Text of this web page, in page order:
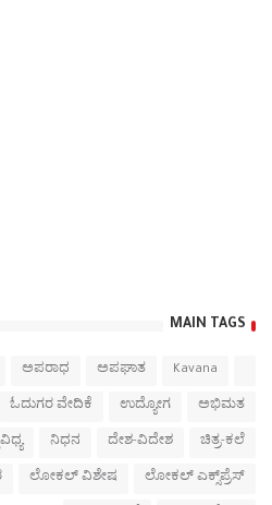
MAIN TAGS
Kavana
ಅಪಘಾತ
ಅಪರಾಧ
ಅಭಿಮತ
ಉದ್ಯೋಗ
ಓದುಗರ ವೇದಿಕೆ
ಚಿತ್ರ-ಕಲೆ
ದೇಶ-ವಿದೇಶ
ನಿಧನ
ಲೋಕಲ್ ಎಕ್ಸ್‌ಪ್ರೆಸ್
ಲೋಕಲ್ ವಿಶೇಷ